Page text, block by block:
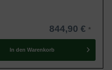
844,90 €
In den Warenkorb